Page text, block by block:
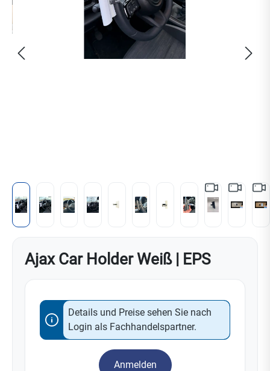
Ajax Car Holder Weiß | EPS
Details und Preise sehen Sie nach
Login als Fachhandelspartner.
Anmelden